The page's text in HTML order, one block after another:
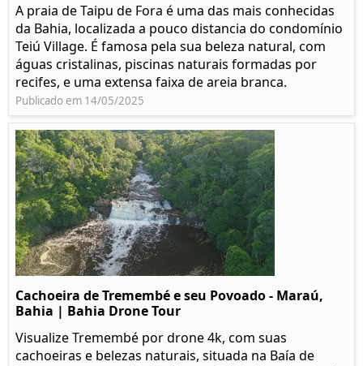
A praia de Taipu de Fora é uma das mais conhecidas
da Bahia, localizada a pouco distancia do condomínio
Teiú Village. É famosa pela sua beleza natural, com
águas cristalinas, piscinas naturais formadas por
recifes, e uma extensa faixa de areia branca.
Publicado em 14/05/2025
Cachoeira de Tremembé e seu Povoado - Maraú,
Bahia | Bahia Drone Tour
Visualize Tremembé por drone 4k, com suas
cachoeiras e belezas naturais, situada na Baía de